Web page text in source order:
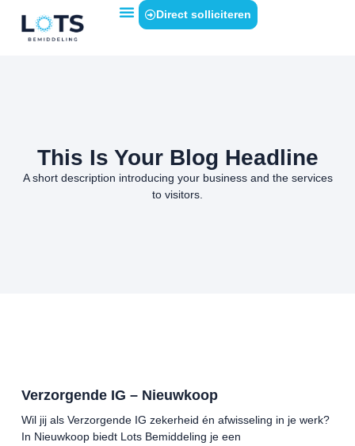
Direct solliciteren
This Is Your Blog Headline
A short description introducing your business and the services
to visitors.
Verzorgende IG – Nieuwkoop
Wil jij als Verzorgende IG zekerheid én afwisseling in je werk?
In Nieuwkoop biedt Lots Bemiddeling je een